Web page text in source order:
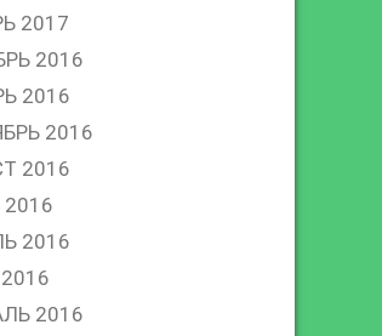
2017
2016
2016
2016
2016
2016
2016